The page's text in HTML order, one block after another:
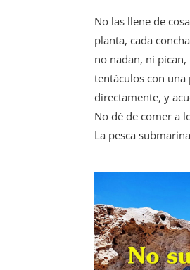
No las llene de
planta, cada
no nadan, ni
tentáculos con una
directamente, y
No dé de comer a
La pesca